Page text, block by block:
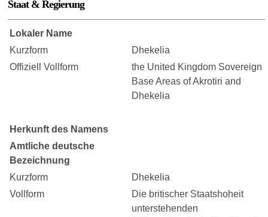
Staat & Regierung
Lokaler Name
Kurzform
Dhekelia
Offiziell Vollform
the United Kingdom Sovereign
Base Areas of Akrotiri and
Dhekelia
Herkunft des Namens
Amtliche deutsche
Bezeichnung
Kurzform
Dhekelia
Vollform
Die britischer Staatshoheit
unterstehenden